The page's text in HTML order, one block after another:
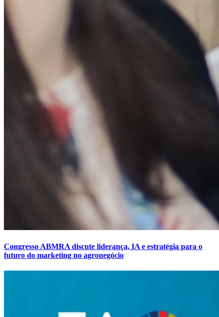
Congresso ABMRA discute liderança, IA e estratégia para o
futuro do marketing no agronegócio